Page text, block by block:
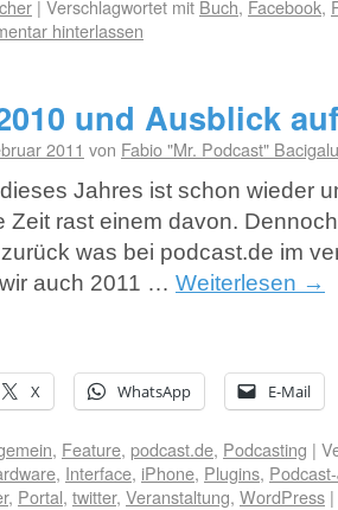
| Verschlagwortet mit Buch, Facebook,
hinterlassen
und Ausblick
2011 von Fabio "Mr. Podcast"
Jahres ist schon wieder
Zeit rast einem davon.
was bei podcast.de im
auch 2011 … Weiterlesen →
X WhatsApp E-Mail
, Feature, podcast.de, Podcasting |
, Interface, iPhone, Plugins,
, Portal, twitter, Veranstaltung, WordPress |